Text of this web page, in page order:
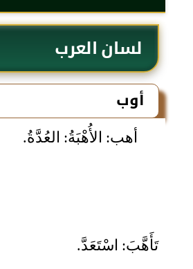
لسان العرب
أوب
أهب: الأُهْبَةُ: العُدَّةُ.
تَأَهَّبَ: اسْتَعَدَّ.